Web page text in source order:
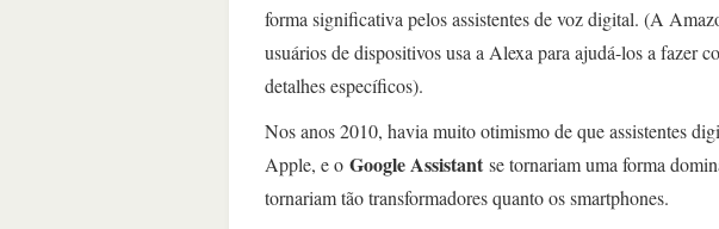
forma significativa pelos assistentes de voz digital. (A
usuários de dispositivos usa a Alexa para ajudá-los a fazer
detalhes específicos).
Nos anos 2010, havia muito otimismo de que assistentes
Apple, e o Google Assistant se tornariam uma forma
tornariam tão transformadores quanto os smartphones.